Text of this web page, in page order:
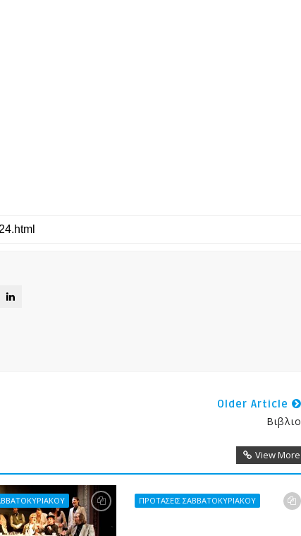
Older Article
Βιβλιο
View More
ΠΡΟΤΑΣΕΙΣ ΣΑΒΒΑΤΟΚΥΡΙΑΚΟΥ